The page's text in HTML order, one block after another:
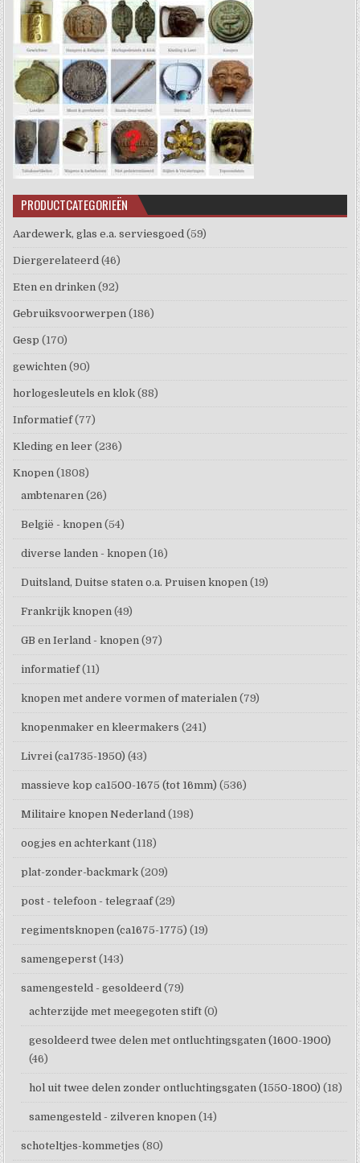
PRODUCTCATEGORIEËN
Aardewerk, glas e.a. serviesgoed (59)
Diergerelateerd (46)
Eten en drinken (92)
Gebruiksvoorwerpen (186)
Gesp (170)
gewichten (90)
horlogesleutels en klok (88)
Informatief (77)
Kleding en leer (236)
Knopen (1808)
ambtenaren (26)
België - knopen (54)
diverse landen - knopen (16)
Duitsland, Duitse staten o.a. Pruisen knopen (19)
Frankrijk knopen (49)
GB en Ierland - knopen (97)
informatief (11)
knopen met andere vormen of materialen (79)
knopenmaker en kleermakers (241)
Livrei (ca1735-1950) (43)
massieve kop ca1500-1675 (tot 16mm) (536)
Militaire knopen Nederland (198)
oogjes en achterkant (118)
plat-zonder-backmark (209)
post - telefoon - telegraaf (29)
regimentsknopen (ca1675-1775) (19)
samengeperst (143)
samengesteld - gesoldeerd (79)
achterzijde met meegegoten stift (0)
gesoldeerd twee delen met ontluchtingsgaten (1600-1900)
(46)
hol uit twee delen zonder ontluchtingsgaten (1550-1800) (18)
samengesteld - zilveren knopen (14)
schoteltjes-kommetjes (80)